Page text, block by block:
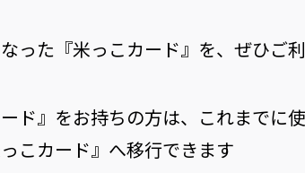
った『米っこカード』を、ぜひご
ード』をお持ちの方は、これまで
こカード』へ移行できます